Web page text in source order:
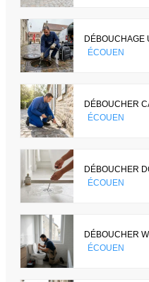
DÉBOUCHAGE
ÉCOUEN
DÉBOUCHER
ÉCOUEN
DÉBOUCHER
ÉCOUEN
DÉBOUCHER
ÉCOUEN